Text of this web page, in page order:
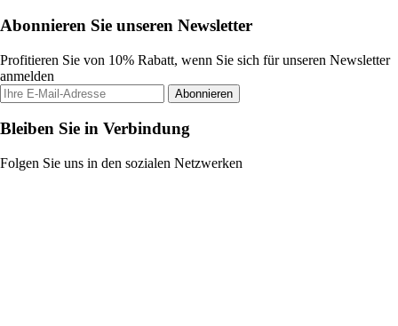
Abonnieren Sie unseren Newsletter
Profitieren Sie von 10% Rabatt, wenn Sie sich für unseren Newsletter
anmelden
Abonnieren
Bleiben Sie in Verbindung
Folgen Sie uns in den sozialen Netzwerken